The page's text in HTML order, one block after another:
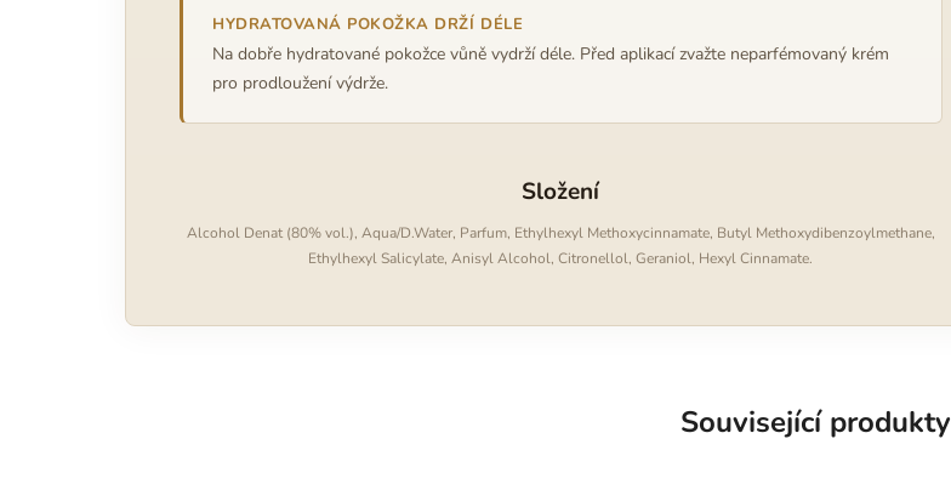
HYDRATOVANÁ POKOŽKA DRŽÍ DÉLE
Na dobře hydratované pokožce vůně vydrží déle. Před aplikací zvažte neparfémovaný krém
pro prodloužení výdrže.
Složení
Alcohol Denat (80% vol.), Aqua/D.Water, Parfum, Ethylhexyl Methoxycinnamate, Butyl Methoxydibenzoylmethane,
Ethylhexyl Salicylate, Anisyl Alcohol, Citronellol, Geraniol, Hexyl Cinnamate.
Související produkty